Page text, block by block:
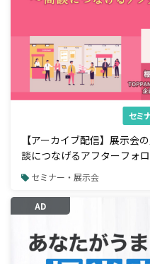
セミ
【アーカイブ配信】展示会
談につなげるアフターフォ
セミナー・展示会
AD